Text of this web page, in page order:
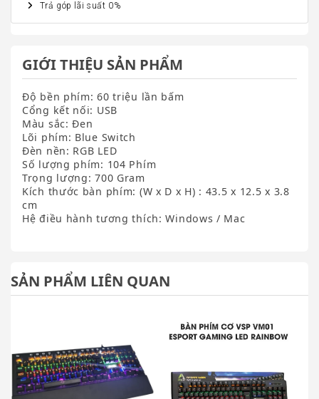
Trả góp lãi suất 0%
GIỚI THIỆU SẢN PHẨM
Độ bền phím: 60 triệu lần bấm
Cổng kết nối: USB
Màu sắc: Đen
Lõi phím: Blue Switch
Đèn nền: RGB LED
Số lượng phím: 104 Phím
Trọng lượng: 700 Gram
Kích thước bàn phím: (W x D x H) : 43.5 x 12.5 x 3.8
cm
Hệ điều hành tương thích: Windows / Mac
SẢN PHẨM LIÊN QUAN